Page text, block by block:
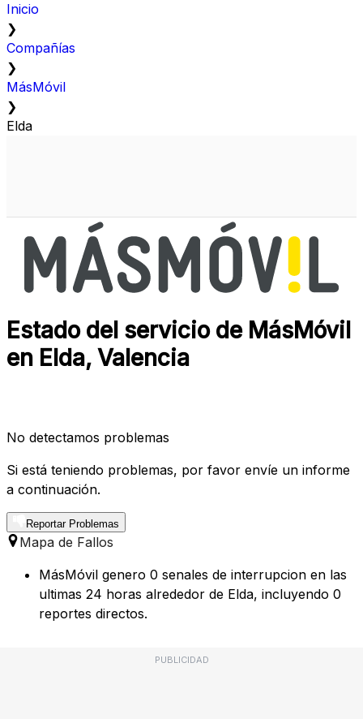
Inicio
❯
Compañías
❯
MásMóvil
❯
Elda
Estado del servicio de MásMóvil
en Elda, Valencia
No detectamos problemas
Si está teniendo problemas, por favor envíe un informe
a continuación.
Reportar Problemas
Mapa de Fallos
MásMóvil genero 0 senales de interrupcion en las
ultimas 24 horas alrededor de Elda, incluyendo 0
reportes directos.
PUBLICIDAD